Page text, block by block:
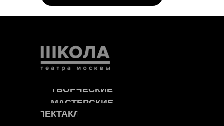
ТВОРЧЕСКИЕ
МАСТЕРСКИЕ
СПЕКТАКЛИ